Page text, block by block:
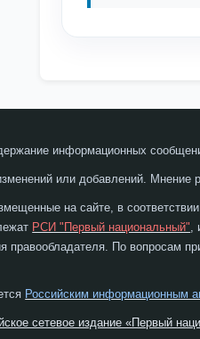
информационных
или добавлений. Мнение
на сайте, в
РСИ "Первый национальный"
По вопросам
Российским информационным
сетевое издание «Первый